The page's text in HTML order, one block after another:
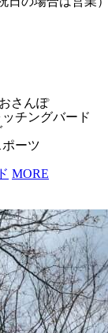
おさんぽ
バード
ポーツ
MORE